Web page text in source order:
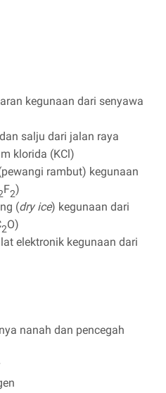
kegunaan dari senyawa
salju dari jalan raya
klorida (KCl)
rambut) kegunaan
F2)
(dry ice) kegunaan dari
2O)
elektronik kegunaan dari
nanah dan pencegah